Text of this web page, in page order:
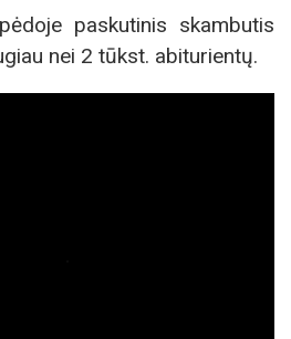
paskutinis skambutis
nei 2 tūkst. abiturientų.